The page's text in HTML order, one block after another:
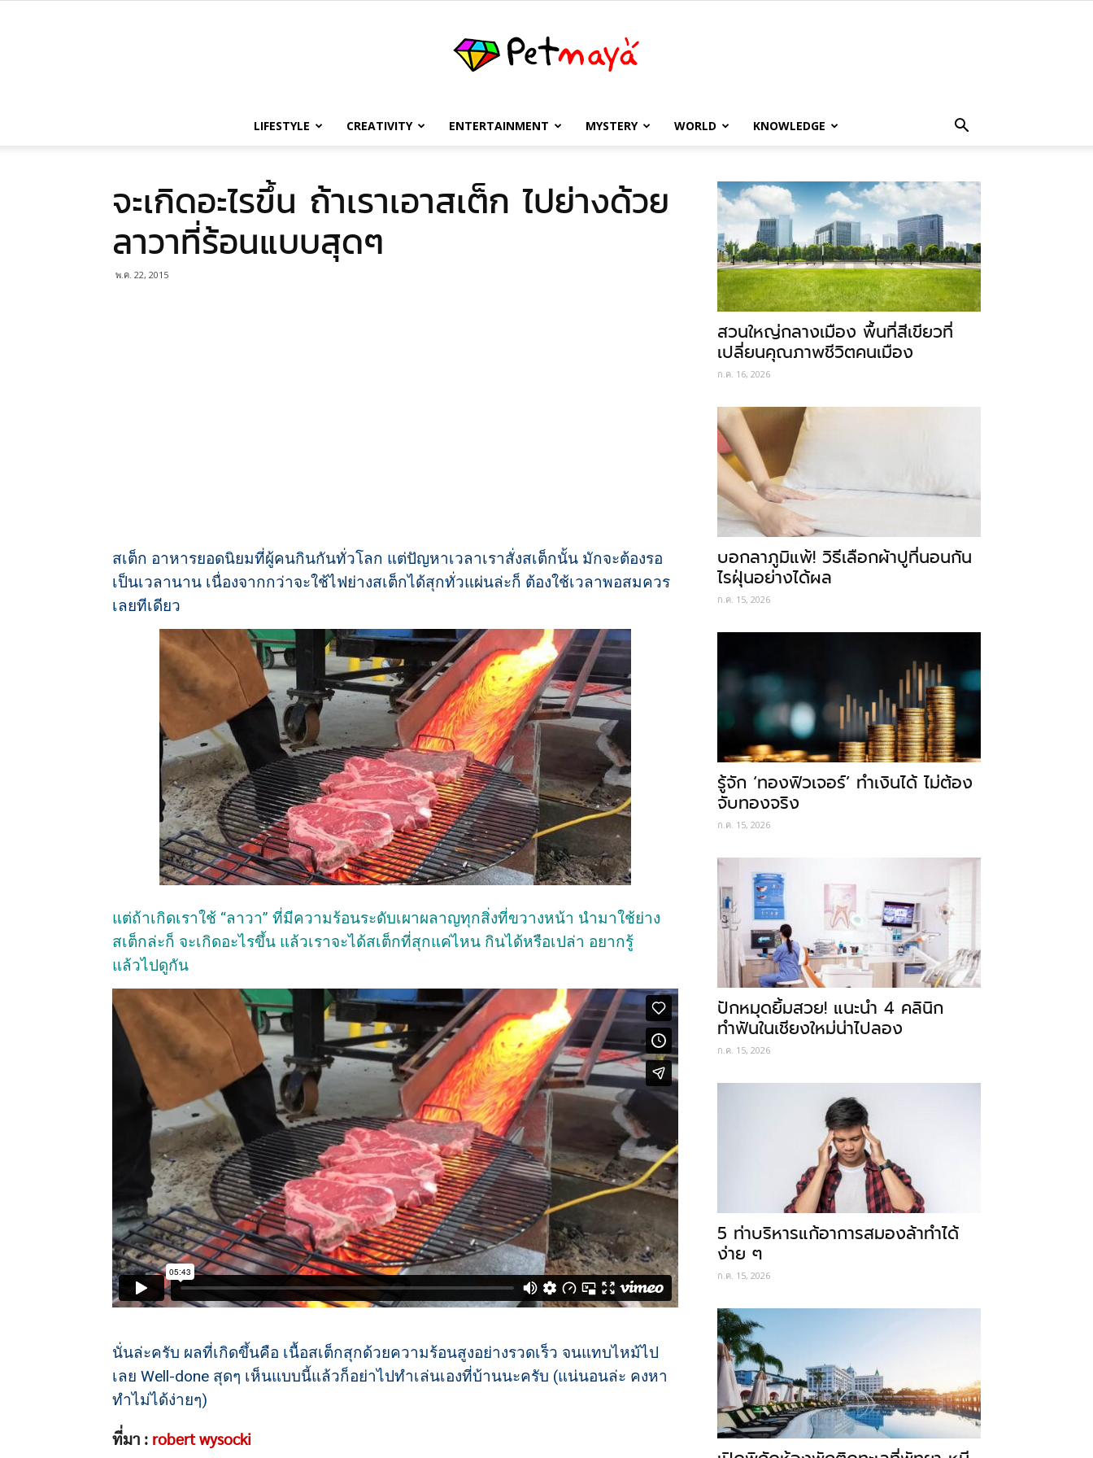
เพชร
LIFESTYLE CREATIVITY ENTERTAINMENT MYSTERY WORLD KNOWLEDGE
จะเกิดอะไรขึ้น ถ้าเราเอาสเต็ก ไปย่างด้วย
ลาวาที่ร้อนแบบสุดๆ
พ.ค. 22, 2015
สเต็ก อาหารยอดนิยมที่ผู้คนกินกันทั่วโลก แต่ปัญหาเวลาเราสั่งสเต็กนั้น มักจะต้องรอ
เป็นเวลานาน เนื่องจากกว่าจะใช้ไฟย่างสเต็กได้สุกทั่วแผ่นล่ะก็ ต้องใช้เวลาพอสมควร
เลยทีเดียว
แต่ถ้าเกิดเราใช้ “ลาวา” ที่มีความร้อนระดับเผาผลาญทุกสิ่งที่ขวางหน้า นำมาใช้ย่าง
สเต็กล่ะก็ จะเกิดอะไรขึ้น แล้วเราจะได้สเต็กที่สุกแค่ไหน กินได้หรือเปล่า อยากรู้
แล้วไปดูกัน
นั่นล่ะครับ ผลที่เกิดขึ้นคือ เนื้อสเต็กสุกด้วยความร้อนสูงอย่างรวดเร็ว จนแทบไหม้ไป
เลย Well-done สุดๆ เห็นแบบนี้แล้วก็อย่าไปทำเล่นเองที่บ้านนะครับ (แน่นอนล่ะ คงหา
ทำไม่ได้ง่ายๆ)
ที่มา : robert wysocki
สวนใหญ่กลางเมือง พื้นที่สีเขียวที่
เปลี่ยนคุณภาพชีวิตคนเมือง
ก.ค. 16, 2026
บอกลาภูมิแพ้! วิธีเลือกผ้าปูที่นอนกัน
ไรฝุ่นอย่างได้ผล
ก.ค. 15, 2026
รู้จัก ‘ทองฟิวเจอร์’ ทำเงินได้ ไม่ต้อง
จับทองจริง
ก.ค. 15, 2026
ปักหมุดยิ้มสวย! แนะนำ 4 คลินิก
ทำฟันในเชียงใหม่น่าไปลอง
ก.ค. 15, 2026
5 ท่าบริหารแก้อาการสมองล้าทำได้
ง่าย ๆ
ก.ค. 15, 2026